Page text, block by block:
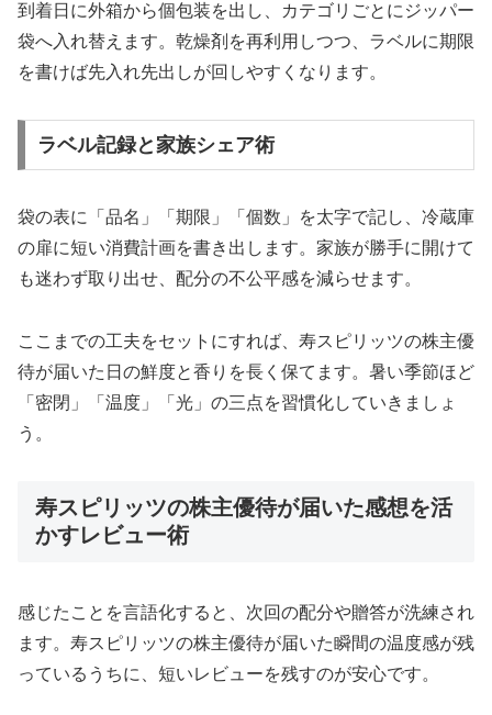
到着日に外箱から個包装を出し、カテゴリごとにジッパー
袋へ入れ替えます。乾燥剤を再利用しつつ、ラベルに期限
を書けば先入れ先出しが回しやすくなります。
ラベル記録と家族シェア術
袋の表に「品名」「期限」「個数」を太字で記し、冷蔵庫
の扉に短い消費計画を書き出します。家族が勝手に開けて
も迷わず取り出せ、配分の不公平感を減らせます。
ここまでの工夫をセットにすれば、寿スピリッツの株主優
待が届いた日の鮮度と香りを長く保てます。暑い季節ほど
「密閉」「温度」「光」の三点を習慣化していきましょ
う。
寿スピリッツの株主優待が届いた感想を活
かすレビュー術
感じたことを言語化すると、次回の配分や贈答が洗練され
ます。寿スピリッツの株主優待が届いた瞬間の温度感が残
っているうちに、短いレビューを残すのが安心です。